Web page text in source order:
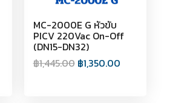
MC-2000E G หัวขับ
PICV 220Vac On-Off
(DN15-DN32)
฿1,445.00 ฿1,350.00